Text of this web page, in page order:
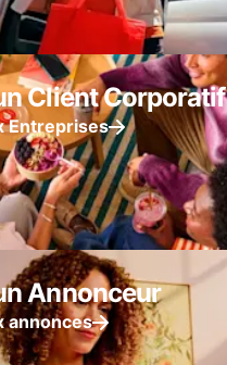
Client Corporatif
Entreprises
Annonceur
annonces